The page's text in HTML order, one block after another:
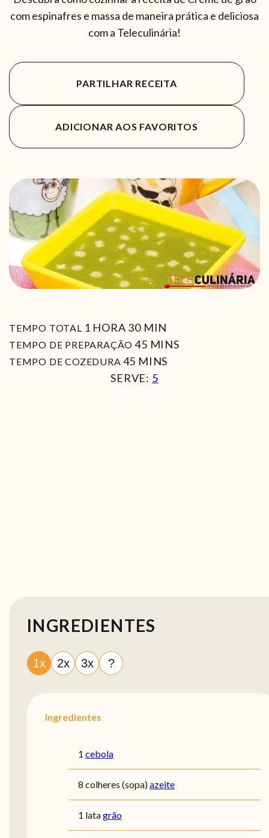
com espinafres e massa de maneira prática e deliciosa
com a Teleculinária!
PARTILHAR RECEITA
ADICIONAR AOS FAVORITOS
TEMPO TOTAL 1 HORA
HORA 30MIN
MIN
TEMPO DE PREPARAÇÃO 45MIN
MINS
TEMPO DE COZEDURA 45 MIN
MINS
SERVE: 5
INGREDIENTES
1x 2x 3x ?
Ingredientes
1 cebola
8 colheres (sopa)azeite
1 latagrão